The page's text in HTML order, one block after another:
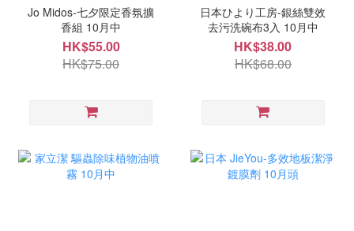
Jo Midos-七夕限定香氛擴
香組 10月中
HK$55.00
HK$75.00
日本ひより工房-銀絲雙效
去污洗碗布3入 10月中
HK$38.00
HK$68.00